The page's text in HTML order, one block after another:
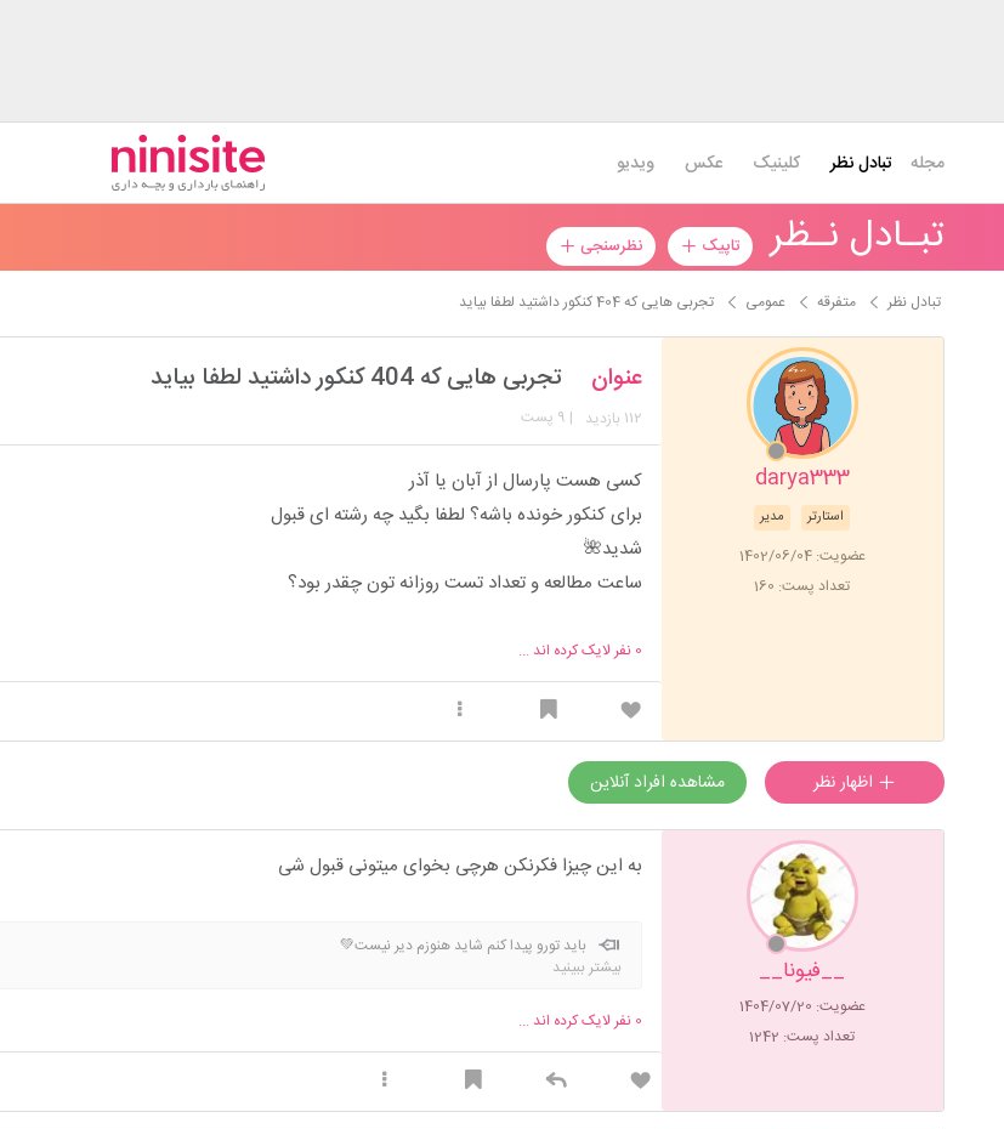
مجله تبادل نظر کلینیک عکس ویدیو
تبـادل نـظر تاپیک نظرسنجی
تبادل نظر متفرقه عمومی تجربی هایی که 404 کنکور داشتید لطفا بیاید
darya333
مدیر استارتر
عضویت: 1402/06/04
تعداد پست: 160
عنوان تجربی هایی که 404 کنکور داشتید لطفا بیاید
112 بازدید | 9 پست
کسی هست پارسال از آبان یا آذر
برای کنکور خونده باشه؟ لطفا بگید چه رشته ای قبول
شدید🌺
ساعت مطالعه و تعداد تست روزانه تون چقدر بود؟
0 نفر لایک کرده اند ...
مشاهده افراد آنلاین
__فیونا__
عضویت: 1404/07/20
تعداد پست: 1242
به این چیزا فکرنکن هرچی بخوای میتونی قبول شی
باید تورو پیدا کنم شاید هنوزم دیر نیست💚
بیشتر ببینید
0 نفر لایک کرده اند ...